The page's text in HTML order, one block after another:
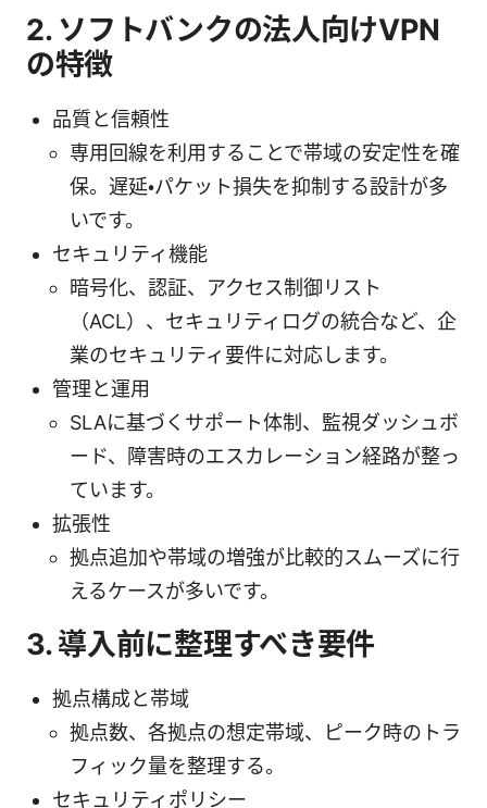
2. ソフトバンクの法人向けVPN
の特徴
品質と信頼性
専用回線を利用することで帯域の安定性を確
保。遅延・パケット損失を抑制する設計が多
いです。
セキュリティ機能
暗号化、認証、アクセス制御リスト
（ACL）、セキュリティログの統合など、企
業のセキュリティ要件に対応します。
管理と運用
SLAに基づくサポート体制、監視ダッシュボ
ード、障害時のエスカレーション経路が整っ
ています。
拡張性
拠点追加や帯域の増強が比較的スムーズに行
えるケースが多いです。
3. 導入前に整理すべき要件
拠点構成と帯域
拠点数、各拠点の想定帯域、ピーク時のトラ
フィック量を整理する。
セキュリティポリシー